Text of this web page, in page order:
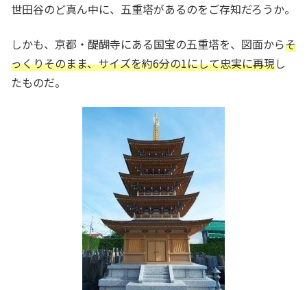
世田谷のど真ん中に、五重塔があるのをご存知だろうか。
しかも、京都・醍醐寺にある国宝の五重塔を、図面からそ
っくりそのまま、サイズを約6分の1にして忠実に再現し
たものだ。